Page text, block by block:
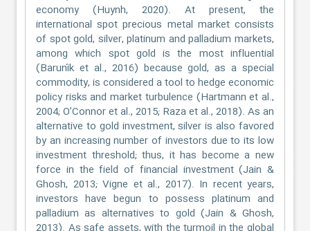
economy (Huynh, 2020). At present, the
international spot precious metal market consists
of spot gold, silver, platinum and palladium markets,
among which spot gold is the most influential
(Baruník et al., 2016) because gold, as a special
commodity, is considered a tool to hedge economic
policy risks and market turbulence (Hartmann et al.,
2004; O’Connor et al., 2015; Raza et al., 2018). As an
alternative to gold investment, silver is also favored
by an increasing number of investors due to its low
investment threshold; thus, it has become a new
force in the field of financial investment (Jain &
Ghosh, 2013; Vigne et al., 2017). In recent years,
investors have begun to possess platinum and
palladium as alternatives to gold (Jain & Ghosh,